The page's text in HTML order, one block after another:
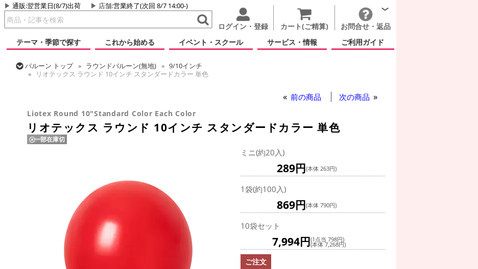
通販:翌営業日(8/7)出荷 店舗:営業終了(次回 8/7 14:00-)
ログイン・登録 カート(ご精算)
お問合せ・返品
テーマ・季節で探す
これから始める イベント・スクール サービス・情報 ご利用ガイド
バルーン トップ ラウンドバルーン(無地)
9/10インチ
リオテックス ラウンド 10インチ スタンダードカラー 単色
前の商品 次の商品
Liotex Round 10"Standard Color Each Color
リオテックス ラウンド 10インチ スタンダードカラー 単色
一部在庫切
ミニ(約20入)
289円(本体 263円)
1袋(約100入)
869円(本体 790円)
10袋セット
7,994円(1点当 798円)
(本体 7,268円)
ご注文